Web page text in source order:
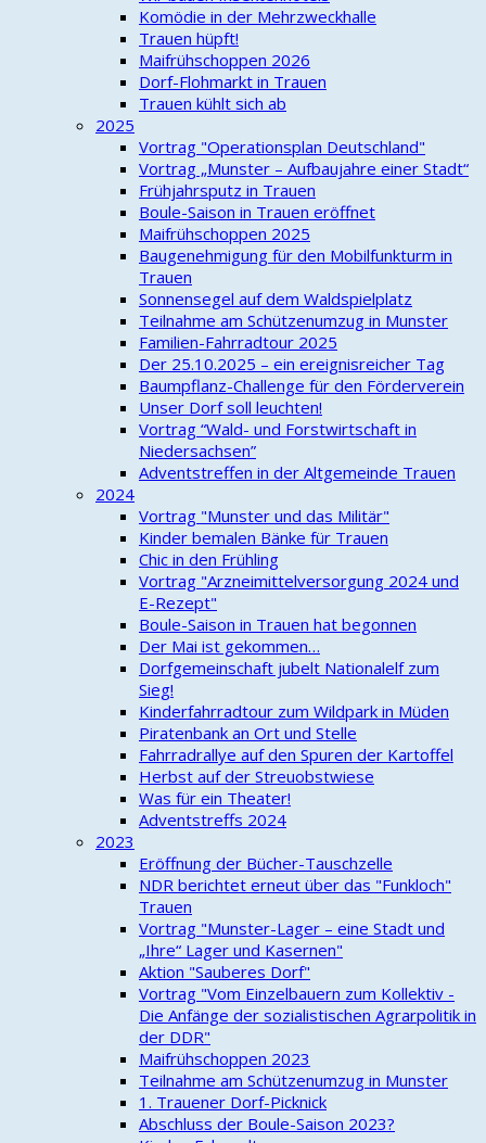
Komödie in der Mehrzweckhalle
Trauen hüpft!
Maifrühschoppen 2026
Dorf-Flohmarkt in Trauen
Trauen kühlt sich ab
2025
Vortrag "Operationsplan Deutschland"
Vortrag „Munster – Aufbaujahre einer Stadt“
Frühjahrsputz in Trauen
Boule-Saison in Trauen eröffnet
Maifrühschoppen 2025
Baugenehmigung für den Mobilfunkturm in
Trauen
Sonnensegel auf dem Waldspielplatz
Teilnahme am Schützenumzug in Munster
Familien-Fahrradtour 2025
Der 25.10.2025 – ein ereignisreicher Tag
Baumpflanz-Challenge für den Förderverein
Unser Dorf soll leuchten!
Vortrag “Wald- und Forstwirtschaft in
Niedersachsen”
Adventstreffen in der Altgemeinde Trauen
2024
Vortrag "Munster und das Militär"
Kinder bemalen Bänke für Trauen
Chic in den Frühling
Vortrag "Arzneimittelversorgung 2024 und
E-Rezept"
Boule-Saison in Trauen hat begonnen
Der Mai ist gekommen…
Dorfgemeinschaft jubelt Nationalelf zum
Sieg!
Kinderfahrradtour zum Wildpark in Müden
Piratenbank an Ort und Stelle
Fahrradrallye auf den Spuren der Kartoffel
Herbst auf der Streuobstwiese
Was für ein Theater!
Adventstreffs 2024
2023
Eröffnung der Bücher-Tauschzelle
NDR berichtet erneut über das "Funkloch"
Trauen
Vortrag "Munster-Lager – eine Stadt und
„Ihre“ Lager und Kasernen"
Aktion "Sauberes Dorf"
Vortrag "Vom Einzelbauern zum Kollektiv -
Die Anfänge der sozialistischen Agrarpolitik in
der DDR"
Maifrühschoppen 2023
Teilnahme am Schützenumzug in Munster
1. Trauener Dorf-Picknick
Abschluss der Boule-Saison 2023?